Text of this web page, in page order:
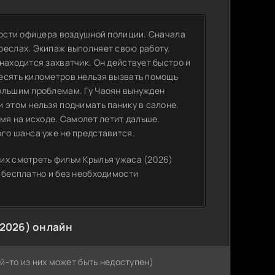
офицера воздушной полиции. Сначала
Экипаж выполняет свою работу.
захватчик. Он действует быстро и
километров нельзя вызвать помощь
проблемам. Гу Чаоян вынужден
нельзя поднимать панику в салоне.
на исходе. Самолет летит дальше.
шанса уже не представится.
смотреть фильм Крылья ужаса (2026)
и без необходимости
онлайн
то из них может быть недоступен)